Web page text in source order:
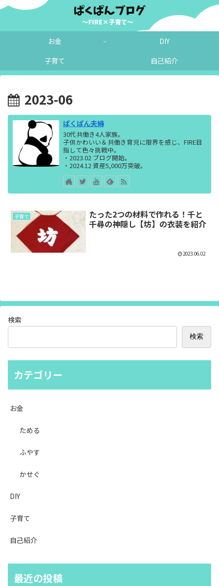
お金
DIY
子育て
自己紹介
2023-06
ぱくぱん夫婦
30代共働き4人家族。
子供かわいい＆共働き育児に限界を感じ、FIRE目
指して色々挑戦中。
・2023.02 ブログ開始。
・2024.12 資産5,000万突破。
子育て
たった2つの材料で作れる！千と
千尋の神隠し【坊】の衣装を紹介
2023.06.02
検索
検索
カテゴリー
お金
ためる
ふやす
かせぐ
DIY
子育て
自己紹介
最近の投稿